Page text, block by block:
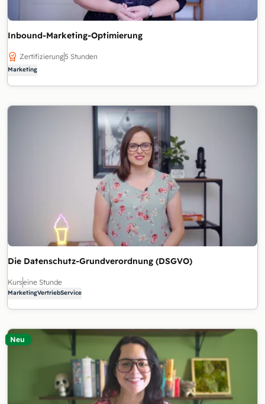
Inbound-Marketing-Optimierung
Zertifizierung5 Stunden
Marketing
Die Datenschutz-Grundverordnung (DSGVO)
Kurseine Stunde
MarketingVertriebService
Neu